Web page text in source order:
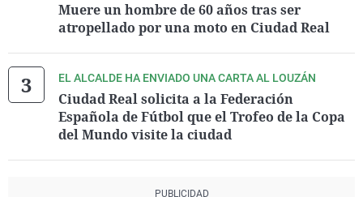
Muere un hombre de 60 años tras ser
atropellado por una moto en Ciudad Real
EL ALCALDE HA ENVIADO UNA CARTA AL LOUZÁN
Ciudad Real solicita a la Federación
Española de Fútbol que el Trofeo de la Copa
del Mundo visite la ciudad